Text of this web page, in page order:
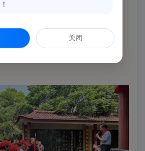
节，闽侯县兰圃村乡土文化研究
学生表彰奖品，为孩子们的成长
力。
关闭